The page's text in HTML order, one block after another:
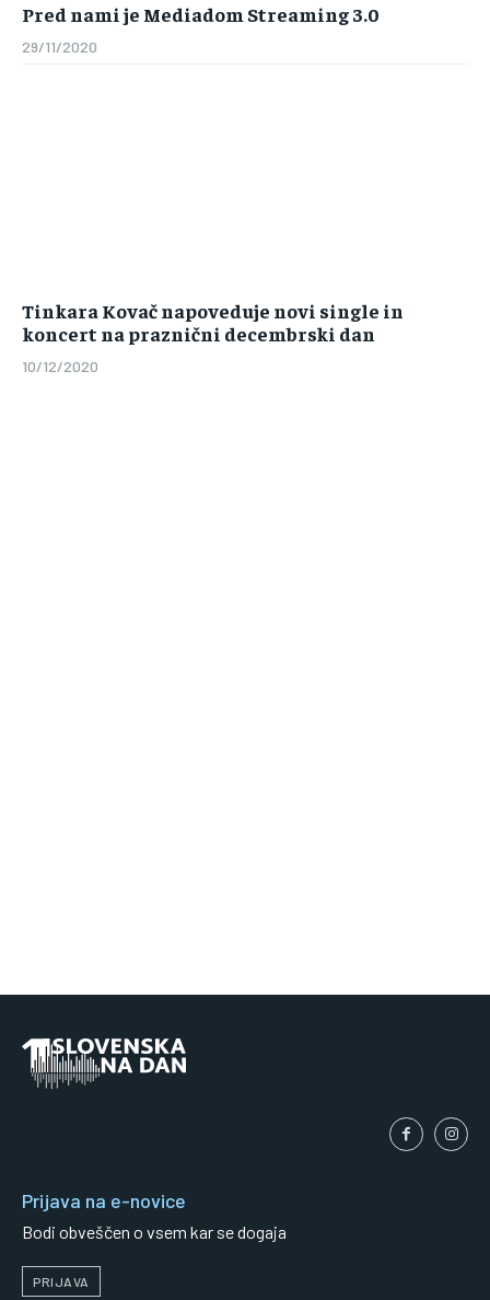
Pred nami je Mediadom Streaming 3.0
29/11/2020
Tinkara Kovač napoveduje novi single in
koncert na praznični decembrski dan
10/12/2020
Prijava na e-novice
Bodi obveščen o vsem kar se dogaja
PRIJAVA